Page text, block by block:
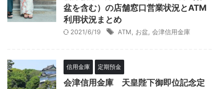
盆を含む）の店舗窓口営業状況とATM
利用状況まとめ
2021/6/19 ATM お盆 会津信用金庫
信用金庫 定期預金
会津信用金庫 天皇陛下御即位記念定